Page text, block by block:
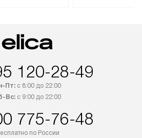
заказ»,
сайта.
МКАД,
по монтажу
материалы.
120-28-49
Пт:с 8:00 до 22:00
Вс:с 9:00 до 22:00
775-76-48
по России